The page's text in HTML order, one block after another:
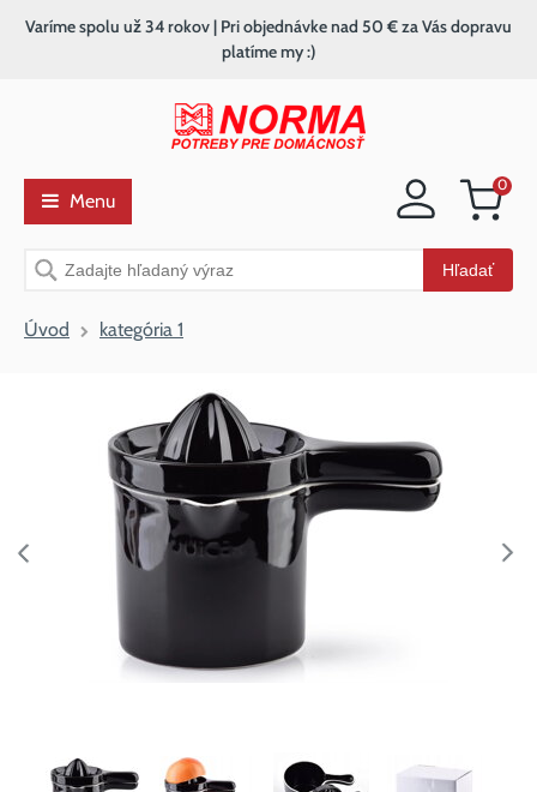
Nákupný
0
Vyhľadávanie Hľadať
Varíme spolu už 34 rokov | Pri objednávke nad 50 € za Vás dopravu
platíme my :)
Menu
Úvod kategória 1